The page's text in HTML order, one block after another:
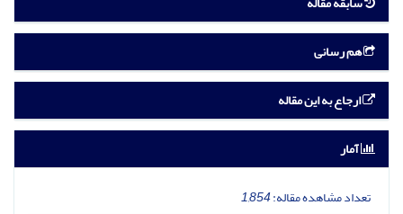
هم رسانی
ارجاع به این مقاله
آمار
تعداد مشاهده مقاله:1,854